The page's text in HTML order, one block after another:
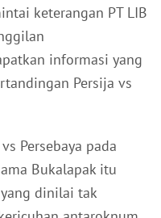
keterangan PT LIB
informasi yang
Persija vs
Persebaya pada
Bukalapak itu
dinilai tak